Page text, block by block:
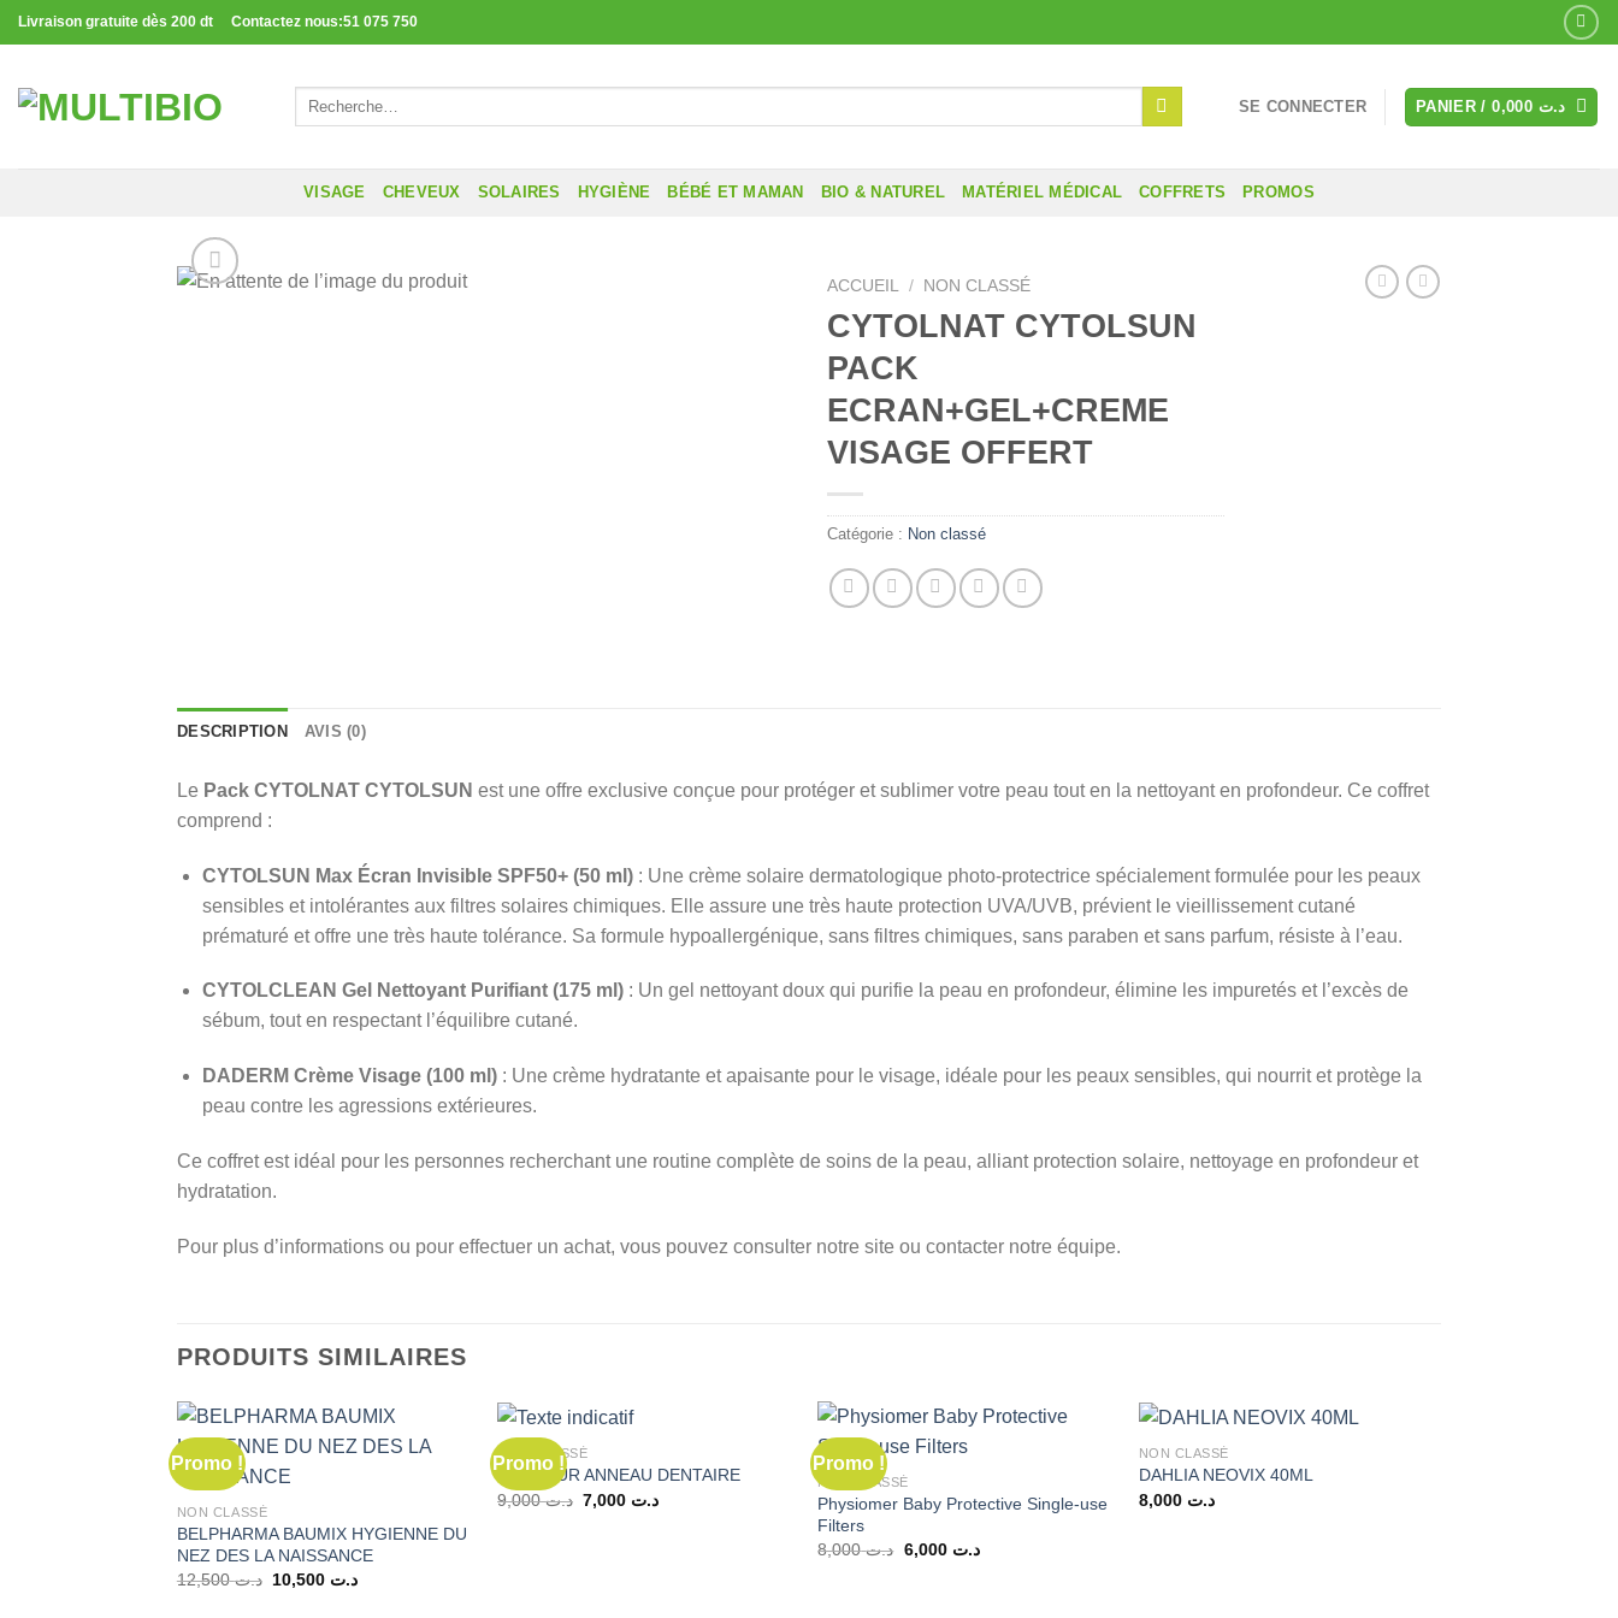
Passer
au
Livraison gratuite dès 200 dt Contactez nous:51 075 750
Recherche
SE CONNECTER PANIER / د.ت
VISAGE CHEVEUX SOLAIRES HYGIÈNE BÉBÉ ET MAMAN BIO & NATUREL MATÉRIEL MÉDICAL COFFRETS PROMOS
ACCUEIL / NON CLASSÉ
CYTOLNAT CYTOLSUN
PACK
ECRAN+GEL+CREME
VISAGE OFFERT
Catégorie : Non classé
DESCRIPTION AVIS (0)
Le Pack CYTOLNAT CYTOLSUN est une offre exclusive conçue pour protéger et sublimer votre peau tout en la nettoyant en profondeur. Ce coffret
comprend :
CYTOLSUN Max Écran Invisible SPF50+ (50 ml): Une crème solaire dermatologique photo-protectrice spécialement formulée pour les peaux
sensibles et intolérantes aux filtres solaires chimiques. Elle assure une très haute protection UVA/UVB, prévient le vieillissement cutané
prématuré et offre une très haute tolérance. Sa formule hypoallergénique, sans filtres chimiques, sans paraben et sans parfum, résiste à l’eau.
CYTOLCLEAN Gel Nettoyant Purifiant (175 ml): Un gel nettoyant doux qui purifie la peau en profondeur, élimine les impuretés et l’excès de
sébum, tout en respectant l’équilibre cutané.
DADERM Crème Visage (100 ml): Une crème hydratante et apaisante pour le visage, idéale pour les peaux sensibles, qui nourrit et protège la
peau contre les agressions extérieures.
Ce coffret est idéal pour les personnes recherchant une routine complète de soins de la peau, alliant protection solaire, nettoyage en profondeur et
hydratation.
Pour plus d’informations ou pour effectuer un achat, vous pouvez consulter notre site ou contacter notre équipe.
PRODUITS SIMILAIRES
Promo !
NON CLASSÉ
BELPHARMA BAUMIX HYGIENNE DU
NEZ DES LA NAISSANCE
د.ت12,500
Le
د.تLe
Promo !
NON CLASSÉ
BABY PUR ANNEAU DENTAIRE
د.ت9,000
Le
د.تLe
Promo !
NON CLASSÉ
Physiomer Baby Protective Single-use
Filters
د.ت8,000
Le
د.ت 6,000
Le
NON CLASSÉ
DAHLIA NEOVIX 40ML
د.ت 8,000